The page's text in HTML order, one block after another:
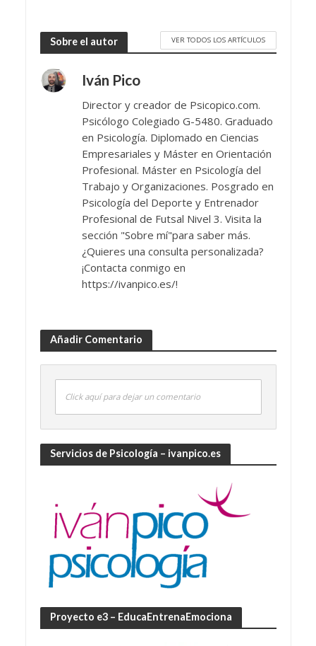
Sobre el autor VER TODOS LOS ARTÍCULOS
Iván Pico
Director y creador de Psicopico.com.
Psicólogo Colegiado G-5480. Graduado
en Psicología. Diplomado en Ciencias
Empresariales y Máster en Orientación
Profesional. Máster en Psicología del
Trabajo y Organizaciones. Posgrado en
Psicología del Deporte y Entrenador
Profesional de Futsal Nivel 3. Visita la
sección "Sobre mí"para saber más.
¿Quieres una consulta personalizada?
¡Contacta conmigo en
https://ivanpico.es/!
Añadir Comentario
Click aquí para dejar un comentario
Servicios de Psicología – ivanpico.es
Proyecto e3 – EducaEntrenaEmociona